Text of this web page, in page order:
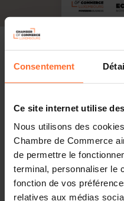
Consentement
Ce site internet utilise
Nous utilisons des
Chambre de Commerce
de permettre le
terminal, personnaliser le
fonction de vos
relatives aux médias